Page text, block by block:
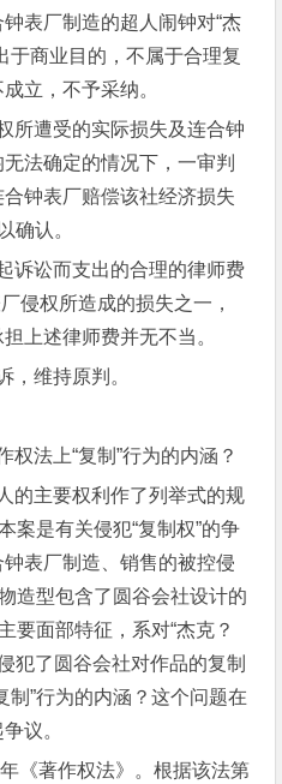
表厂制造的超人闹钟对“杰
于商业目的，不属于合理复
立，不予采纳。
遭受的实际损失及连合钟
法确定的情况下，一审判
钟表厂赔偿该社经济损失
确认。
讼而支出的合理的律师费
侵权所造成的损失之一，
上述律师费并无不当。
维持原判。
法上“复制”行为的内涵？
主要权利作了列举式的规
案是有关侵犯“复制权”的争
表厂制造、销售的被控侵
造型包含了圆谷会社设计的
要面部特征，系对“杰克？
犯了圆谷会社对作品的复制
制”行为的内涵？这个问题在
议。
《著作权法》。根据该法第